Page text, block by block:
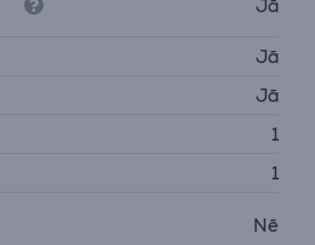
Jā
Jā
Jā
1
1
Nē